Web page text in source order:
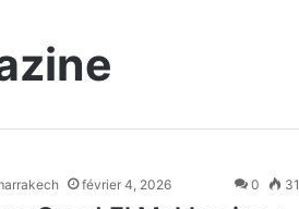
février 4, 2026 0 31